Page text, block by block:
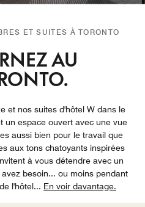
ET SUITES À TORONTO
AU
et nos suites d'hôtel W dans le
un espace ouvert avec une vue
aussi bien pour le travail que
aux tons chatoyants inspirées
à vous détendre avec un
besoin... ou moins pendant
l'hôtel... En voir davantage.